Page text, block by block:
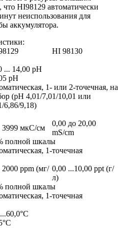
что HI98129 автоматически
неиспользования для
аккумулятора.
HI 98130
... 14,00 pH
pH
1- или 2-точечная, на
(pH 4,01/7,01/10,01 или
6,86/9,18)
3999 мкС/см
0,00 до 20,00
mS/cm
полной шкалы
1-точечная
2000 ppm (мг/ 0,00 ...10,00 ppt (г/
л)
полной шкалы
1-точечная